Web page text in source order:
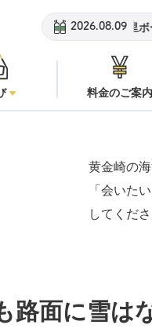
2026.08.09
オープン 安良里ボート：
料金のご案内
黄金崎の
「会いた
してくださ
路面に雪は